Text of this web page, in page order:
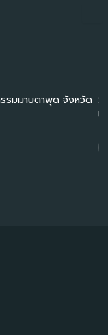
รมมาบตาพุด จังหวัด
เ